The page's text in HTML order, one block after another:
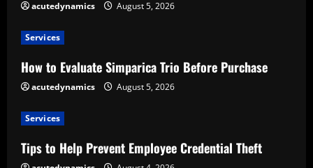
R
e
a
d
i
acutedynamics August 5, 2026
Services
How to Evaluate Simparica Trio Before Purchase
acutedynamics August 5, 2026
Services
Tips to Help Prevent Employee Credential Theft